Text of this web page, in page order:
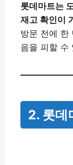
롯데마트는
재고 확인이
방문 전에 한
음을 피할 수
2. 롯데